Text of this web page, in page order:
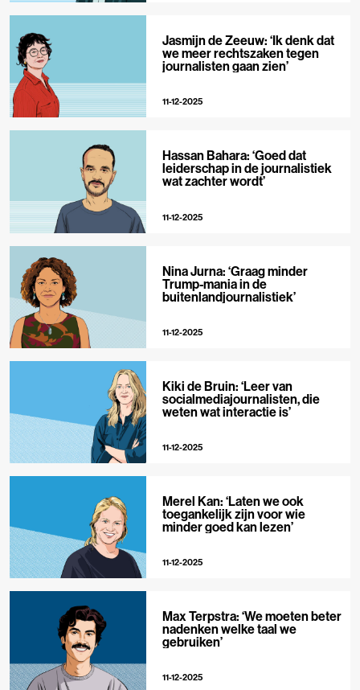
Jasmijn de Zeeuw: ‘Ik denk dat
we meer rechtszaken tegen
journalisten gaan zien’
11-12-2025
Hassan Bahara: ‘Goed dat
leiderschap in de journalistiek
wat zachter wordt’
11-12-2025
Nina Jurna: ‘Graag minder
Trump-mania in de
buitenlandjournalistiek’
11-12-2025
Kiki de Bruin: ‘Leer van
socialmediajournalisten, die
weten wat interactie is’
11-12-2025
Merel Kan: ‘Laten we ook
toegankelijk zijn voor wie
minder goed kan lezen’
11-12-2025
Max Terpstra: ‘We moeten beter
nadenken welke taal we
gebruiken’
11-12-2025